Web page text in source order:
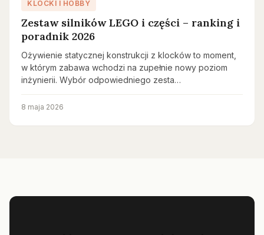
KLOCKI I HOBBY
Zestaw silników LEGO i części – ranking i
poradnik 2026
Ożywienie statycznej konstrukcji z klocków to moment,
w którym zabawa wchodzi na zupełnie nowy poziom
inżynierii. Wybór odpowiedniego zesta…
8 maja 2026